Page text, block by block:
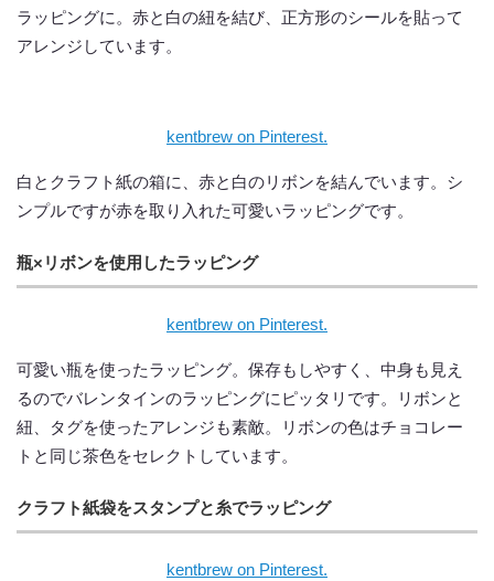
ラッピングに。赤と白の紐を結び、正方形のシールを貼って
アレンジしています。
kentbrew on Pinterest.
白とクラフト紙の箱に、赤と白のリボンを結んでいます。シ
ンプルですが赤を取り入れた可愛いラッピングです。
瓶×リボンを使用したラッピング
kentbrew on Pinterest.
可愛い瓶を使ったラッピング。保存もしやすく、中身も見え
るのでバレンタインのラッピングにピッタリです。リボンと
紐、タグを使ったアレンジも素敵。リボンの色はチョコレー
トと同じ茶色をセレクトしています。
クラフト紙袋をスタンプと糸でラッピング
kentbrew on Pinterest.